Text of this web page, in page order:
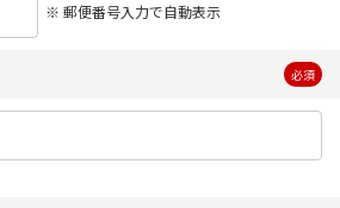
※ 郵便番号入力で自動表示
必須